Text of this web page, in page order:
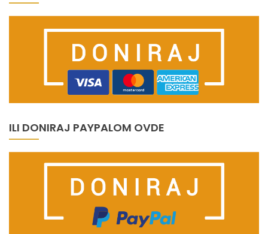
ILI DONIRAJ PAYPALOM OVDE